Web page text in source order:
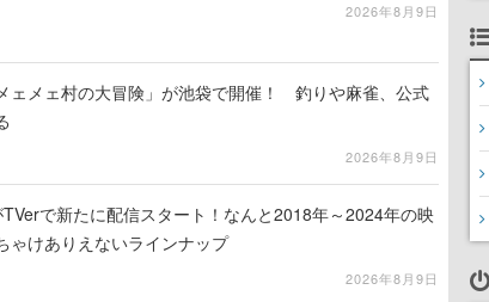
2026年8月9日
ェメェ村の大冒険」が池袋で開催！ 釣りや麻雀、公式
2026年8月9日
TVerで新たに配信スタート！なんと2018年～2024年の映
ゃけありえないラインナップ
2026年8月9日